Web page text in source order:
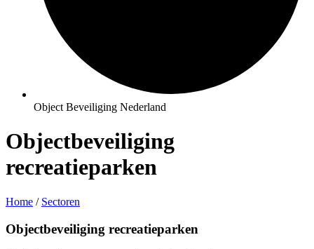
Object Beveiliging Nederland
Objectbeveiliging
recreatieparken
Home / Sectoren
Objectbeveiliging recreatieparken